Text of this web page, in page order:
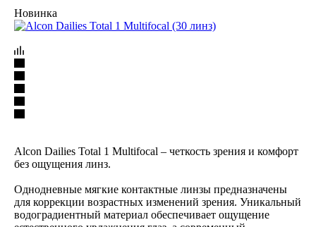
Новинка
Alcon Dailies Total 1 Multifocal – четкость зрения и комфорт
без ощущения линз.
Однодневные мягкие контактные линзы предназначены
для коррекции возрастных изменений зрения. Уникальный
водоградиентный материал обеспечивает ощущение